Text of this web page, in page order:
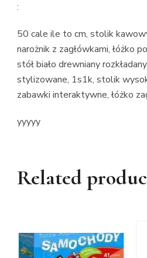
:
50 cale ile to cm, stolik
narożnik z zagłówkami, łóżko
stół biało drewniany
stylizowane, 1s1k, stolik
zabawki interaktywne, łóżko
yyyyy
Related